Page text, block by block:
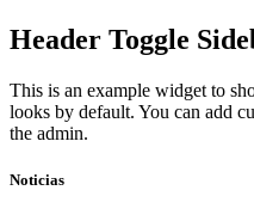
Skip
to
Header Toggle
This is an example widget to
looks by default. You can add
the admin.
Noticias